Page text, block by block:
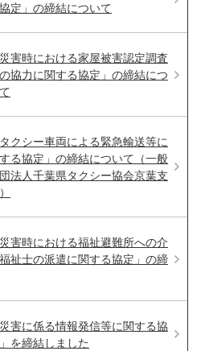
定」の締結について
災害時における家屋被害認定調査
協力に関する協定」の締結につ
タクシー車両による緊急輸送等に
る協定」の締結について（一般
法人千葉県タクシー協会京葉支
災害時における福祉避難所への介
祉士の派遣に関する協定」の締
災害に係る情報発信等に関する協
を締結しました